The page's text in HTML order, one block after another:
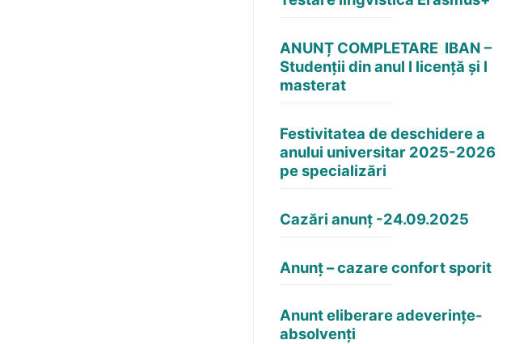
ANUNȚ COMPLETARE IBAN –
Studenții din anul I licență și I
masterat
Festivitatea de deschidere a
anului universitar 2025-2026
pe specializări
Cazări anunț -24.09.2025
Anunț – cazare confort sporit
Anunt eliberare adeverințe-
absolvenți